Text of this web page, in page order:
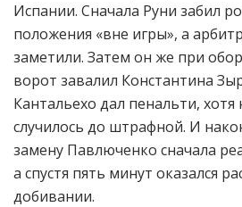
Испании. Сначала Руни забил
положения «вне игры», а
заметили. Затем он же при
ворот завалил Константина
Кантальехо дал пенальти,
случилось до штрафной. И
замену Павлюченко сначала
а спустя пять минут оказался
добивании.